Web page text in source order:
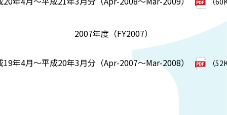
2007年度（FY2007）
19年4月～平成20年3月分（Apr-2007～Mar-2008） （